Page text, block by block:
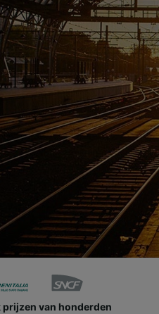
prijzen van honderden